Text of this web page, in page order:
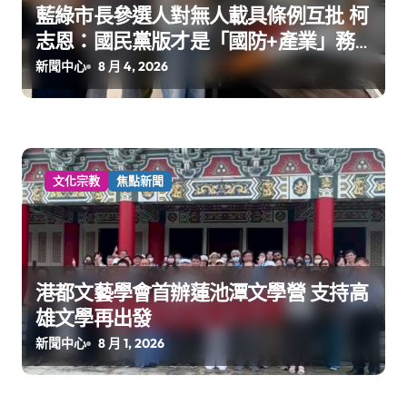
藍綠市長參選人對無人載具條例互批 柯
志恩：國民黨版才是「國防+產業」務
實版
新聞中心 8 月 4, 2026
文化宗教 焦點新聞
港都文藝學會首辦蓮池潭文學營 支持高
雄文學再出發
新聞中心 8 月 1, 2026